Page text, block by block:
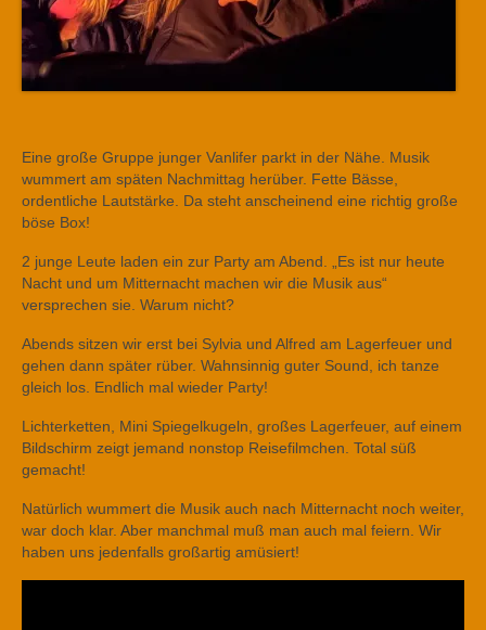
Eine große Gruppe junger Vanlifer parkt in der Nähe. Musik
wummert am späten Nachmittag herüber. Fette Bässe,
ordentliche Lautstärke. Da steht anscheinend eine richtig große
böse Box!
2 junge Leute laden ein zur Party am Abend. „Es ist nur heute
Nacht und um Mitternacht machen wir die Musik aus“
versprechen sie. Warum nicht?
Abends sitzen wir erst bei Sylvia und Alfred am Lagerfeuer und
gehen dann später rüber. Wahnsinnig guter Sound, ich tanze
gleich los. Endlich mal wieder Party!
Lichterketten, Mini Spiegelkugeln, großes Lagerfeuer, auf einem
Bildschirm zeigt jemand nonstop Reisefilmchen. Total süß
gemacht!
Natürlich wummert die Musik auch nach Mitternacht noch weiter,
war doch klar. Aber manchmal muß man auch mal feiern. Wir
haben uns jedenfalls großartig amüsiert!